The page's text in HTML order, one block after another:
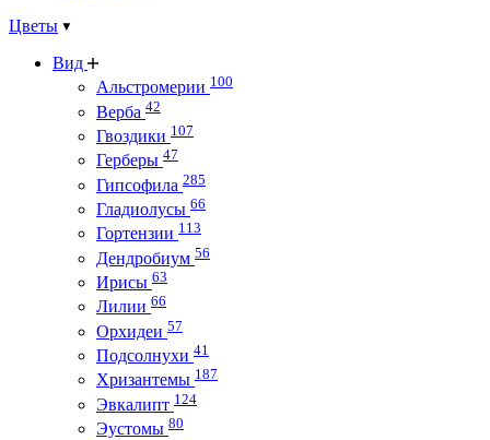
Цветы
Вид
Альстромерии 100
Верба 42
Гвоздики 107
Герберы 47
Гипсофила 285
Гладиолусы 66
Гортензии 113
Дендробиум 56
Ирисы 63
Лилии 66
Орхидеи 57
Подсолнухи 41
Хризантемы 187
Эвкалипт 124
Эустомы 80